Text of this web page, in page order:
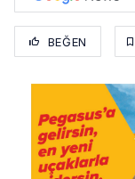
BEĞEN